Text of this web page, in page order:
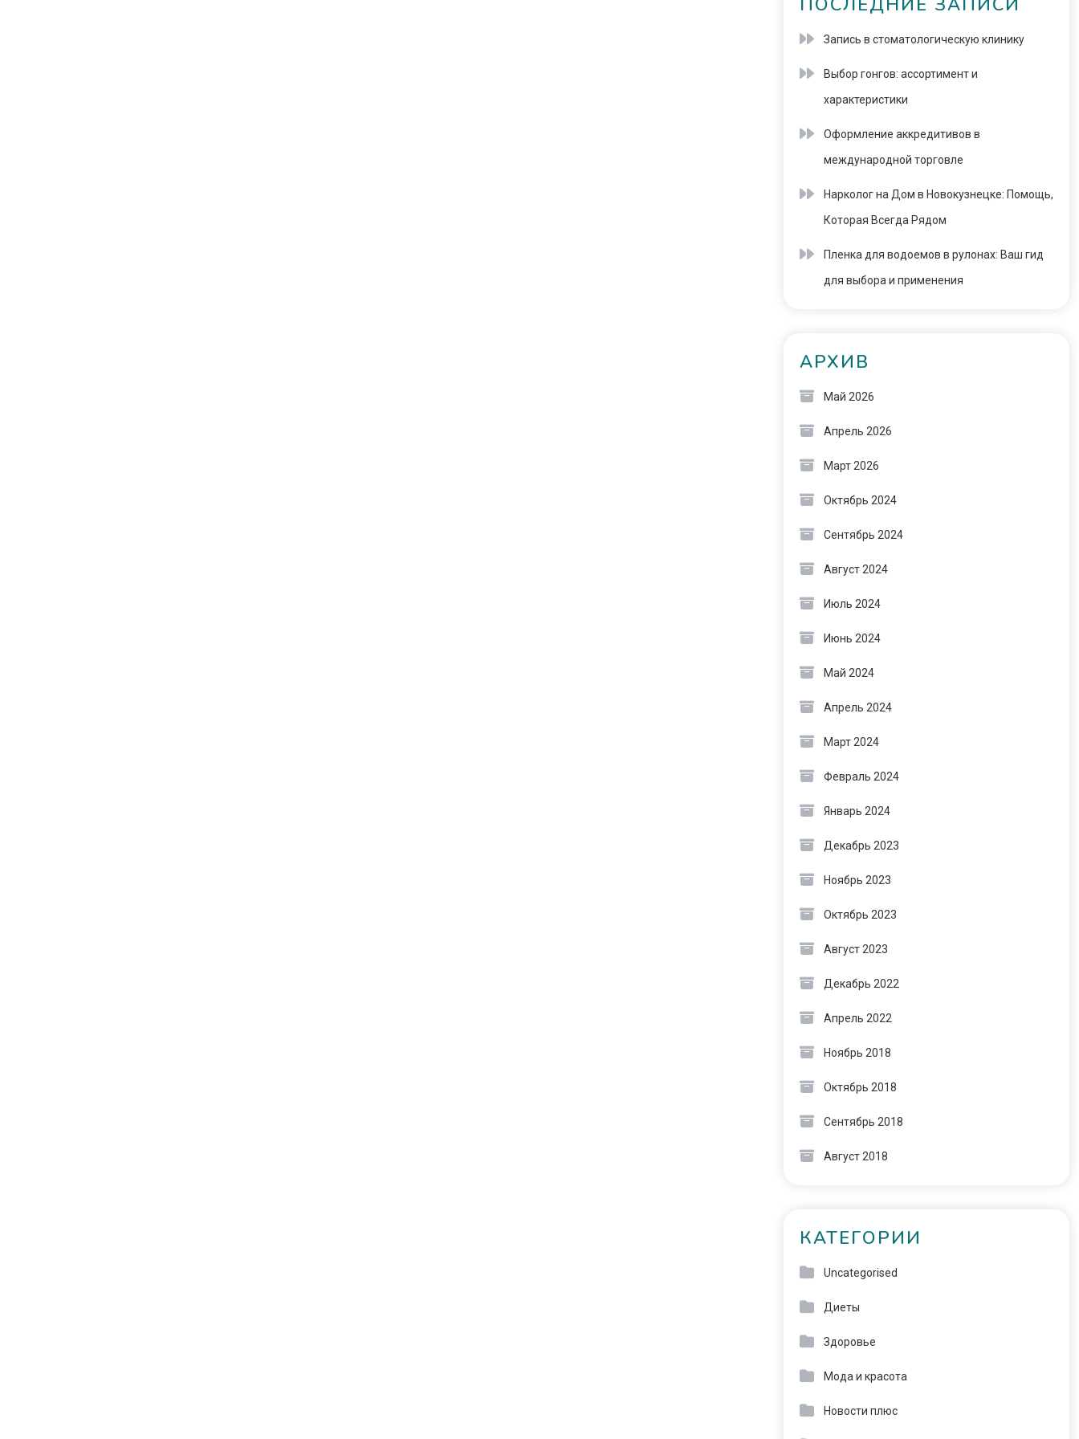
ПОСЛЕДНИЕ ЗАПИСИ
Запись в стоматологическую клинику
Выбор гонгов: ассортимент и
характеристики
Оформление аккредитивов в
международной торговле
Нарколог на Дом в Новокузнецке: Помощь,
Которая Всегда Рядом
Пленка для водоемов в рулонах: Ваш гид
для выбора и применения
АРХИВ
Май 2026
Апрель 2026
Март 2026
Октябрь 2024
Сентябрь 2024
Август 2024
Июль 2024
Июнь 2024
Май 2024
Апрель 2024
Март 2024
Февраль 2024
Январь 2024
Декабрь 2023
Ноябрь 2023
Октябрь 2023
Август 2023
Декабрь 2022
Апрель 2022
Ноябрь 2018
Октябрь 2018
Сентябрь 2018
Август 2018
КАТЕГОРИИ
Uncategorised
Диеты
Здоровье
Мода и красота
Новости плюс